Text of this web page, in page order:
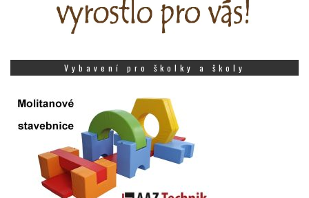
Vybavení pro školky a školy